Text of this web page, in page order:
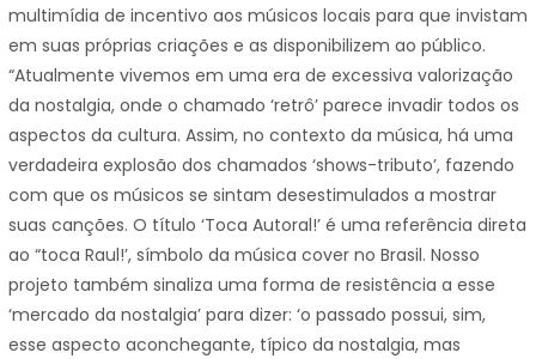
multimídia de incentivo aos músicos locais para que invistam
em suas próprias criações e as disponibilizem ao público.
“Atualmente vivemos em uma era de excessiva valorização
da nostalgia, onde o chamado ‘retrô’ parece invadir todos os
aspectos da cultura. Assim, no contexto da música, há uma
verdadeira explosão dos chamados ‘shows-tributo’, fazendo
com que os músicos se sintam desestimulados a mostrar
suas canções. O título ‘Toca Autoral!’ é uma referência direta
ao “toca Raul!’, símbolo da música cover no Brasil. Nosso
projeto também sinaliza uma forma de resistência a esse
‘mercado da nostalgia’ para dizer: ‘o passado possui, sim,
esse aspecto aconchegante, típico da nostalgia, mas